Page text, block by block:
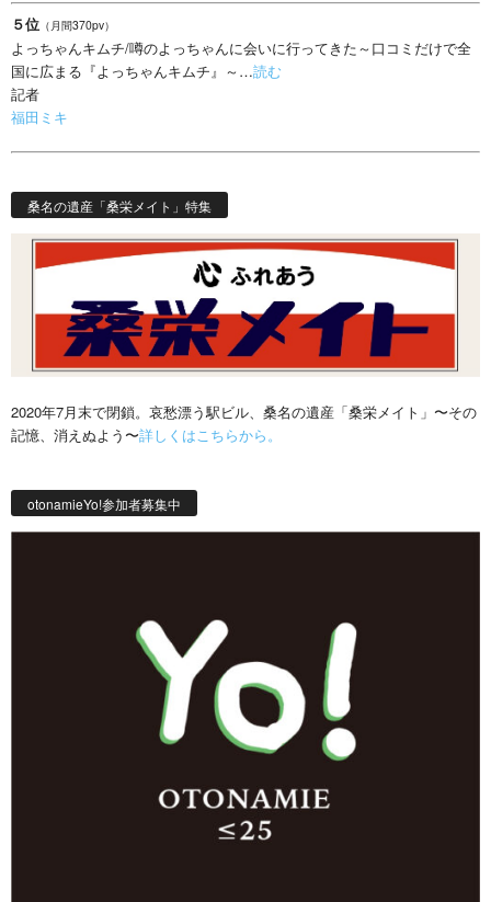
５位 （月間370pv）
よっちゃんキムチ/噂のよっちゃんに会いに行ってきた～口コミだけで全
国に広まる『よっちゃんキムチ』～…読む
記者
福田ミキ
桑名の遺産「桑栄メイト」特集
2020年7月末で閉鎖。哀愁漂う駅ビル、桑名の遺産「桑栄メイト」〜その
記憶、消えぬよう〜詳しくはこちらから。
otonamieYo!参加者募集中